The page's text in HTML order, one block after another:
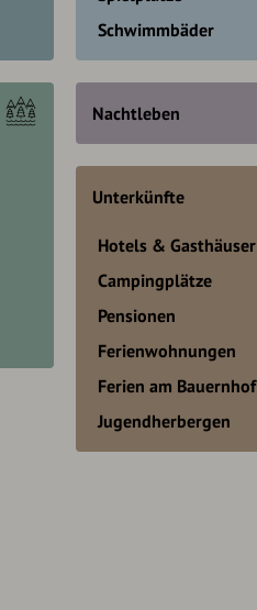
Schwimmbäder
Nachtleben
Unterkünfte
Hotels & Gasthäuser
Campingplätze
Pensionen
Ferienwohnungen
Ferien am Bauernhof
Jugendherbergen